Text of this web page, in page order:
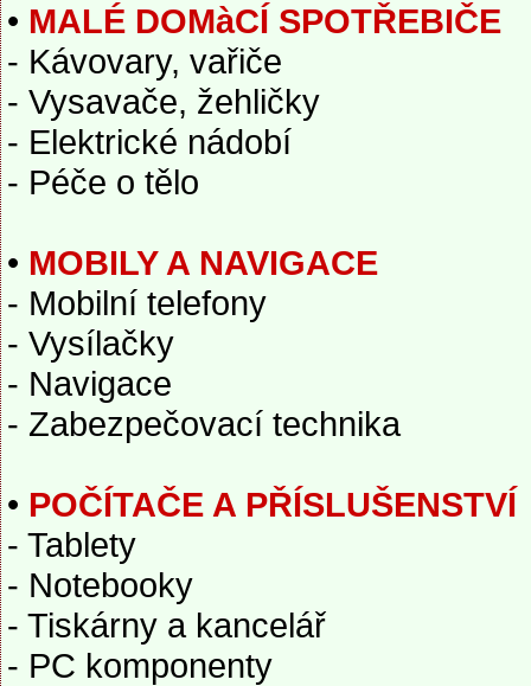
• MALÉ DOMàCÍ SPOTŘEBIČE
- Kávovary, vařiče
- Vysavače, žehličky
- Elektrické nádobí
- Péče o tělo
• MOBILY A NAVIGACE
- Mobilní telefony
- Vysílačky
- Navigace
- Zabezpečovací technika
• POČÍTAČE A PŘÍSLUŠENSTVÍ
- Tablety
- Notebooky
- Tiskárny a kancelář
- PC komponenty